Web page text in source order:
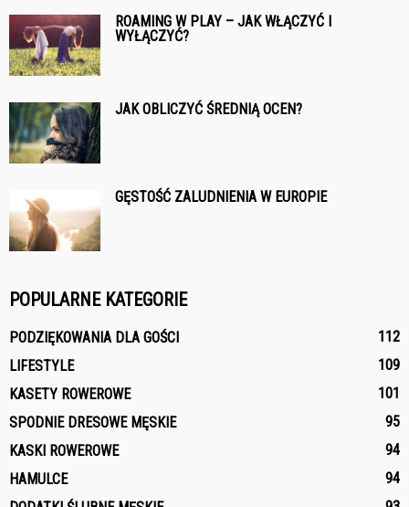
ROAMING W PLAY – JAK WŁĄCZYĆ I
WYŁĄCZYĆ?
JAK OBLICZYĆ ŚREDNIĄ OCEN?
GĘSTOŚĆ ZALUDNIENIA W EUROPIE
POPULARNE KATEGORIE
PODZIĘKOWANIA DLA GOŚCI
112
LIFESTYLE
109
KASETY ROWEROWE
101
SPODNIE DRESOWE MĘSKIE
95
KASKI ROWEROWE
94
HAMULCE
94